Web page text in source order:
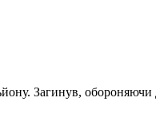
Загинув,